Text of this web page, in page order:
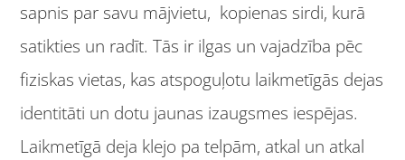
sapnis par savu mājvietu, kopienas sirdi, kurā
satikties un radīt. Tās ir ilgas un vajadzība pēc
fiziskas vietas, kas atspoguļotu laikmetīgās dejas
identitāti un dotu jaunas izaugsmes iespējas.
Laikmetīgā deja klejo pa telpām, atkal un atkal